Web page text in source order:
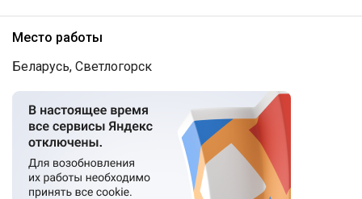
Место работы
Беларусь, Светлогорск